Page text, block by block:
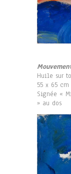
Huile sur
55 x 65
Signée «
» au dos